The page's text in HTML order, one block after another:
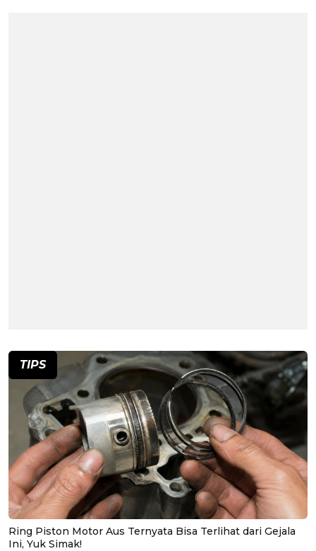
TIPS
Ring Piston Motor Aus Ternyata Bisa Terlihat dari Gejala
Ini, Yuk Simak!